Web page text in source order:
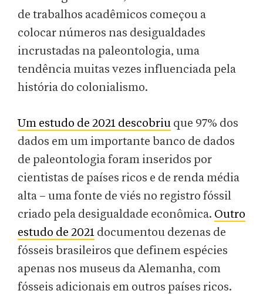
de trabalhos acadêmicos começou a
colocar números nas desigualdades
incrustadas na paleontologia, uma
tendência muitas vezes influenciada pela
história do colonialismo.
Um estudo de 2021 descobriu que 97% dos
dados em um importante banco de dados
de paleontologia foram inseridos por
cientistas de países ricos e de renda média
alta – uma fonte de viés no registro fóssil
criado pela desigualdade econômica. Outro
estudo de 2021 documentou dezenas de
fósseis brasileiros que definem espécies
apenas nos museus da Alemanha, com
fósseis adicionais em outros países ricos.